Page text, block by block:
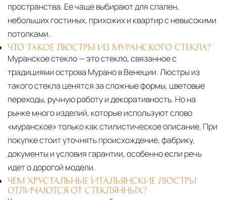
пространства. Ее чаще выбирают для спален,
небольших гостиных, прихожих и квартир с невысокими
потолками.
ЧТО ТАКОЕ ЛЮСТРЫ ИЗ МУРАНСКОГО СТЕКЛА?
Муранское стекло — это стекло, связанное с
традициями острова Мурано в Венеции. Люстры из
такого стекла ценятся за сложные формы, цветовые
переходы, ручную работу и декоративность. Но на
рынке много изделий, которые используют слово
«муранское» только как стилистическое описание. При
покупке стоит уточнять происхождение, фабрику,
документы и условия гарантии, особенно если речь
идет о дорогой модели.
ЧЕМ ХРУСТАЛЬНЫЕ ИТАЛЬЯНСКИЕ ЛЮСТРЫ
ОТЛИЧАЮТСЯ ОТ СТЕКЛЯННЫХ?